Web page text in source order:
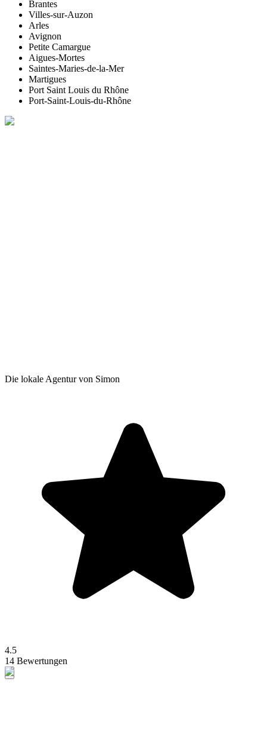
Brantes
Villes-sur-Auzon
Arles
Avignon
Petite Camargue
Aigues-Mortes
Saintes-Maries-de-la-Mer
Martigues
Port Saint Louis du Rhône
Port-Saint-Louis-du-Rhône
Die lokale Agentur von Simon
4.5
14 Bewertungen